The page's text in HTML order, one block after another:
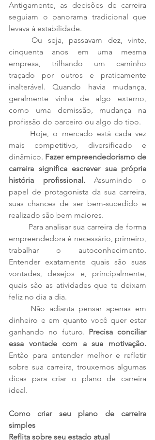
Antigamente, as decisões de carreira
seguiam o panorama tradicional que
levava à estabilidade.
	Ou seja, passavam dez, vinte,
cinquenta anos em uma mesma
empresa, trilhando um caminho
traçado por outros e praticamente
inalterável. Quando havia mudança,
geralmente vinha de algo externo,
como uma demissão, mudança na
profissão do parceiro ou algo do tipo.
mais competitivo, diversificado e
dinâmico. Fazer empreendedorismo de
carreira significa escrever sua própria
história profissional. Assumindo o
papel de protagonista da sua carreira,
suas chances de ser bem-sucedido e
realizado são bem maiores.
empreendedora é necessário, primeiro,
trabalhar o autoconhecimento.
Entender exatamente quais são suas
vontades, desejos e, principalmente,
quais são as atividades que te deixam
feliz no dia a dia.
dinheiro e em quanto você quer estar
ganhando no futuro. Precisa conciliar
essa vontade com a sua motivação.
Então para entender melhor e refletir
sobre sua carreira, trouxemos algumas
dicas para criar o plano de carreira
ideal.
Como criar seu plano de carreira
simples
Reflita sobre seu estado atual